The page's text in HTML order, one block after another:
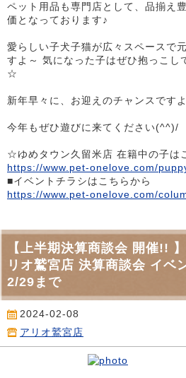
ペット用品も専門店として、品揃え
価となっております♪
愛らしい子犬子猫が広々スペースで
すよ～ 気になった子はぜひ抱っこ
☆
新年早々に、お迎えのチャンスです
今年もぜひ遊びに来てください(^^)/
☆ゆめタウン久留米店 在籍中の子は
https://www.pet-onelove.com/
■イベントチラシはこちらから
https://www.pet-onelove.com/
【上半期決算商談会 開催!!
リオ鷲宮店 決算商談会 イベ
2/29まで
2024-02-08
アリオ鷲宮店